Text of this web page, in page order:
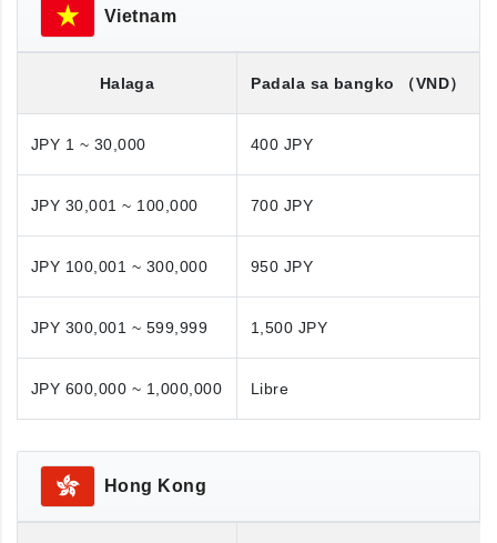
Vietnam
Halaga Padala sa bangko （VND）
JPY 1 ~ 30,000 400 JPY
JPY 30,001 ~ 100,000 700 JPY
JPY 100,001 ~ 300,000 950 JPY
JPY 300,001 ~ 599,999 1,500 JPY
JPY 600,000 ~ 1,000,000 Libre
Hong Kong